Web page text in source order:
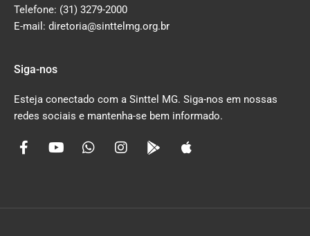
Telefone: (31) 3279-2000
E-mail: diretoria@sinttelmg.org.br
Siga-nos
Esteja conectado com a Sinttel MG. Siga-nos em nossas
redes sociais e mantenha-se bem informado.